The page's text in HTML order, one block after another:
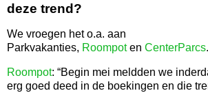
deze trend?
We vroegen het o.a. aan
Parkvakanties, Roompoten CenterParcs.
Roompot: “Begin mei meldden we
erg goed deed in de boekingen en die